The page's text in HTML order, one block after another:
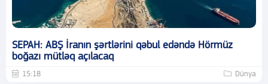
SEPAH: ABŞ İranın şərtlərini qəbul edəndə Hörmüz
boğazı mütləq açılacaq
15:18 Dünya